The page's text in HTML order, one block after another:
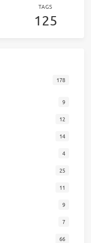
TAGS
125
178
9
12
14
4
25
11
9
7
66